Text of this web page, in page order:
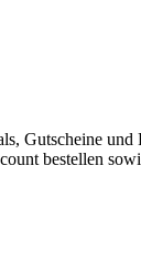
Gutscheine
bestellen